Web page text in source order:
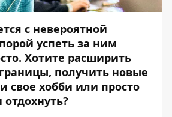
с невероятной
успеть за ним
Хотите расширить
получить новые
свое хобби или просто